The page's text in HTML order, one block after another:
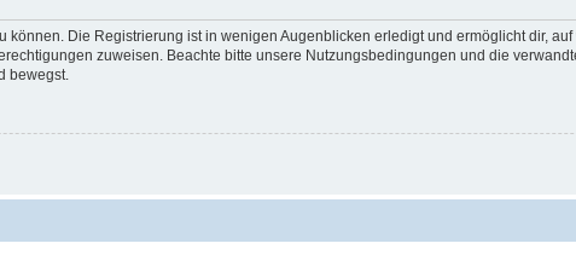
können. Die Registrierung ist in wenigen Augenblicken erledigt und ermöglicht dir,
zuweisen. Beachte bitte unsere Nutzungsbedingungen und die
bewegst.